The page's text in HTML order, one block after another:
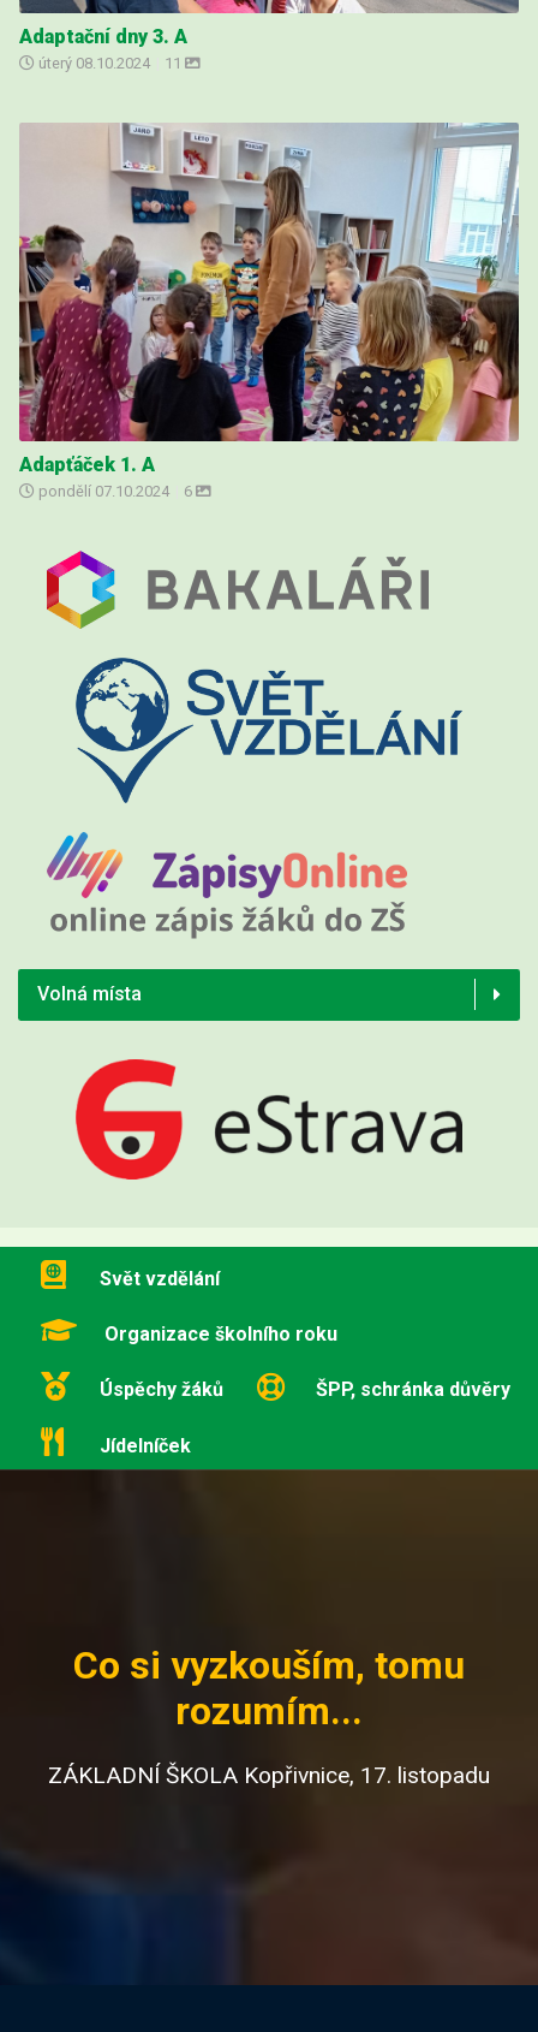
Adaptační dny 3. A
úterý 08.10.2024 11
Adapťáček 1. A
pondělí 07.10.2024 6
Volná místa
Svět vzdělání
Organizace školního roku
Úspěchy žáků ŠPP, schránka důvěry
Jídelníček
Co si vyzkouším, tomu
rozumím...
ZÁKLADNÍ ŠKOLA Kopřivnice, 17. listopadu